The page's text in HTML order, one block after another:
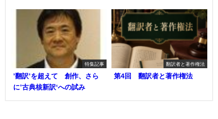
特集記事
’翻訳’を超えて 創作、さら
に’古典核新訳‘への試み
翻訳者と著作権法
第4回 翻訳者と著作権法